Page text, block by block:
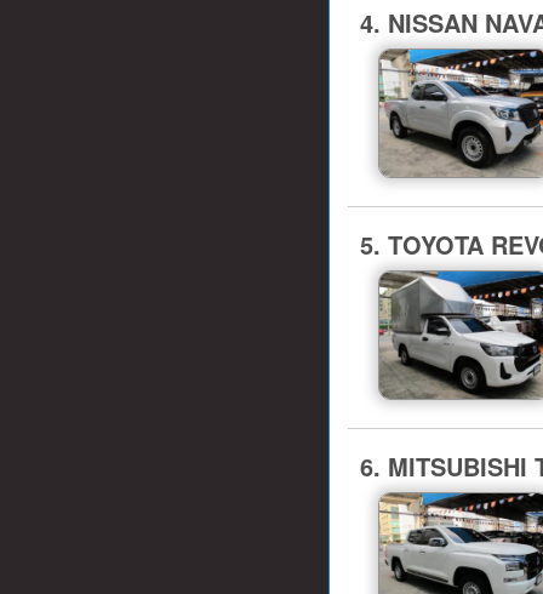
4. NISSAN
5. TOYOTA
6. MITSUBISHI